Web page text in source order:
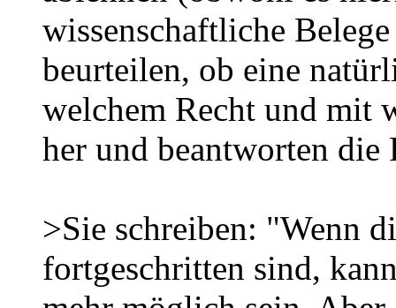
wissenschaftliche
beurteilen, ob eine
welchem Recht und mit
her und beantworten die
>Sie schreiben: "Wenn
fortgeschritten sind,